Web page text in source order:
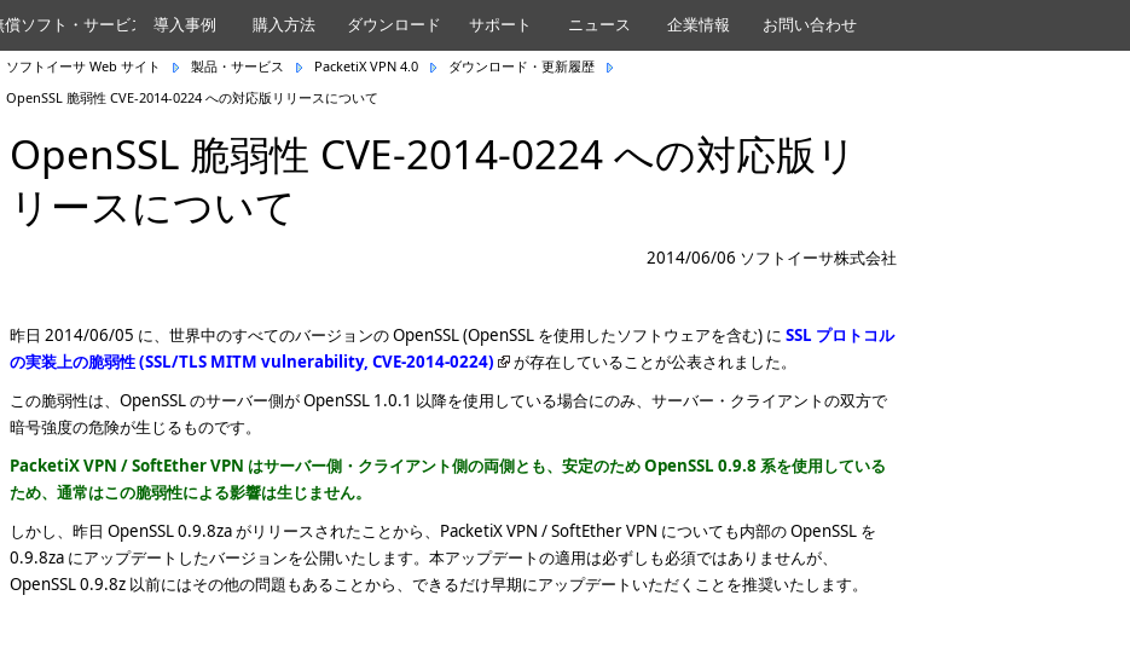
償ソフト・サービス 導入事例 購入方法 ダウンロード サポート ニュース 企業情報 お問い合わせ
ソフトイーサ Web サイト 製品・サービス PacketiX VPN 4.0
ダウンロード・更新履歴
OpenSSL 脆弱性 CVE-2014-0224 への対応版リリースについて
OpenSSL 脆弱性 CVE-2014-0224 への対応版リ
リースについて
2014/06/06 ソフトイーサ株式会社
昨日 2014/06/05 に、世界中のすべてのバージョンの OpenSSL (OpenSSL を使用したソフトウェアを含む) に SSL プロトコル
の実装上の脆弱性 (SSL/TLS MITM vulnerability, CVE-2014-0224)
が存在していることが公表されました。
この脆弱性は、OpenSSL のサーバー側が OpenSSL 1.0.1 以降を使用している場合にのみ、サーバー・クライアントの双方で
暗号強度の危険が生じるものです。
PacketiX VPN / SoftEther VPN はサーバー側・クライアント側の両側とも、安定のため OpenSSL 0.9.8 系を使用している
ため、通常はこの脆弱性による影響は生じません。
しかし、昨日 OpenSSL 0.9.8za がリリースされたことから、PacketiX VPN / SoftEther VPN についても内部の OpenSSL を
0.9.8za にアップデートしたバージョンを公開いたします。本アップデートの適用は必ずしも必須ではありませんが、
OpenSSL 0.9.8z 以前にはその他の問題もあることから、できるだけ早期にアップデートいただくことを推奨いたします。